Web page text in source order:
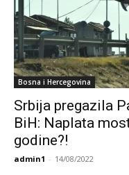
Bosna i Hercegovina
Srbija pregazila
BiH: Naplata
godine?!
admin1 - 14/08/2022